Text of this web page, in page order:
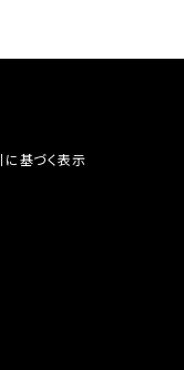
基づく表示